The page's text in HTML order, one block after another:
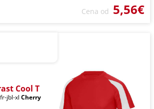
Cena od 5,56€
Cool T
jbl-xl Cherry